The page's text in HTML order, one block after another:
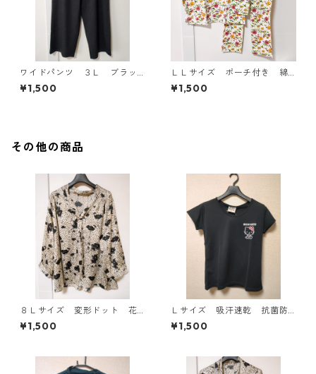
ワイドパンツ ３Ｌ ブラッ
ク KAE-4697
¥1,500
ＬＬサイズ ポーチ付き 綿
１００％ 花柄 トラベルパ
ジャマ ホワイト KAE-4578
¥1,500
その他の商品
８Ｌサイズ 変形ドット 花
柄 ボウタイブラウス オフ
ホワイト KAE-4766
¥1,500
Ｌサイズ 吸汗速乾 抗菌防
臭・消臭 ハローキティ ド
ライメッシュＴシャツ ブラ
¥1,500